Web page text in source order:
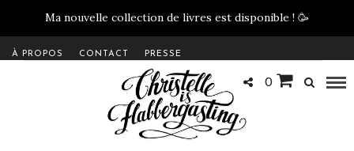
Ma nouvelle collection de livres est disponible ! 🥳
À PROPOS CONTACT PRESSE
0